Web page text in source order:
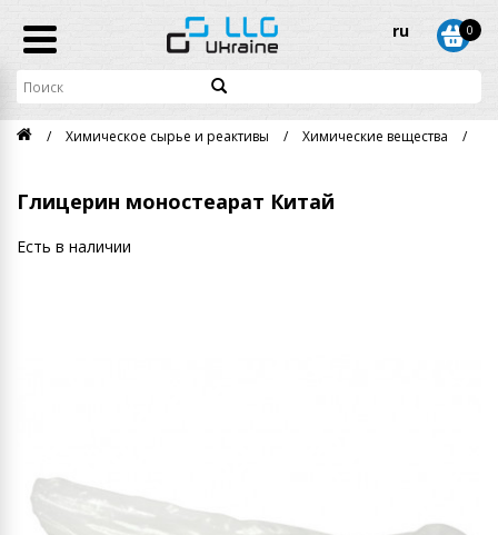
ru 0
Химическое сырье и реактивы Химические вещества
Глицерин моностеарат Китай
Есть в наличии